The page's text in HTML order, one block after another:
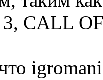
CALL